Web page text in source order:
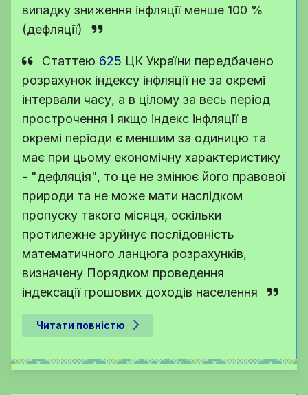
випадку зниження інфляції менше 100 %
(дефляції)
Статтею 625 ЦК України передбачено
розрахунок індексу інфляції не за окремі
інтервали часу, а в цілому за весь період
прострочення і якщо індекс інфляції в
окремі періоди є меншим за одиницю та
має при цьому економічну характеристику
- "дефляція", то це не змінює його правової
природи та не може мати наслідком
пропуску такого місяця, оскільки
протилежне зруйнує послідовність
математичного ланцюга розрахунків,
визначену Порядком проведення
індексації грошових доходів населення
Читати повністю